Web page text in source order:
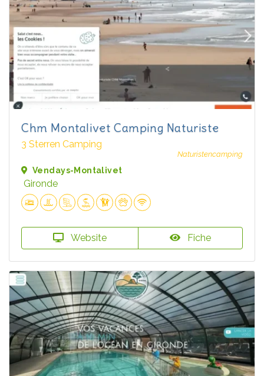
Chm Montalivet Camping Naturiste
3 Sterren Camping
Naturistencamping
Vendays-Montalivet
Gironde
Website Fiche